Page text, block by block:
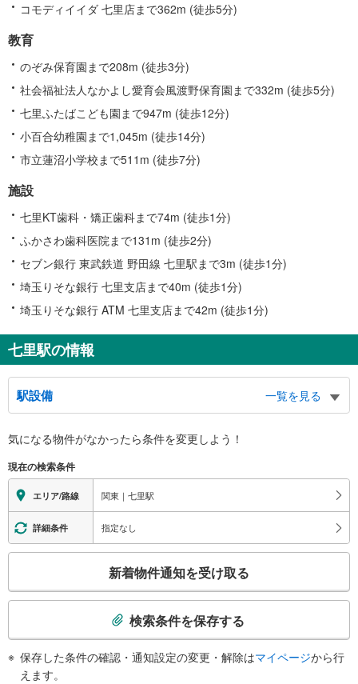
コモディイイダ 七里店まで362m (徒歩5分)
教育
のぞみ保育園まで208m (徒歩3分)
社会福祉法人なかよし愛育会風渡野保育園まで332m (徒歩5分)
七里ふたばこども園まで947m (徒歩12分)
小百合幼稚園まで1,045m (徒歩14分)
市立蓮沼小学校まで511m (徒歩7分)
施設
七里KT歯科・矯正歯科まで74m (徒歩1分)
ふかさわ歯科医院まで131m (徒歩2分)
セブン銀行 東武鉄道 野田線 七里駅まで3m (徒歩1分)
埼玉りそな銀行 七里支店まで40m (徒歩1分)
埼玉りそな銀行 ATM 七里支店まで42m (徒歩1分)
七里駅の情報
駅設備
一覧を見る
※段差なしでの移動経路
地上⇔改札⇔ホーム：○
エレベータ
・各ホーム⇔連絡通路
エスカレータ
・各ホーム⇔連絡通路
・改札内
・１番線ホーム⇔改札
その他
・点字テープ（券売機・手すり等）
気になる物件がなかったら条件を変更しよう！
現在の検索条件
エリア/路線 関東｜七里駅
詳細条件 指定なし
検
新着物件通知を受け取る
検索条件を保存する
保存した条件の確認・通知設定の変更・解除はマイページから行
えます。